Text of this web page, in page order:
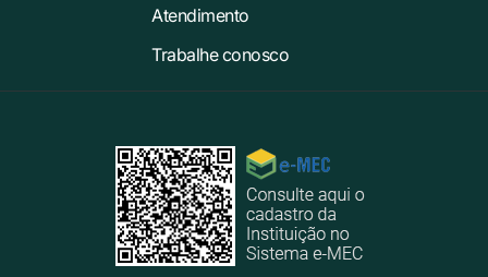
Atendimento
Trabalhe conosco